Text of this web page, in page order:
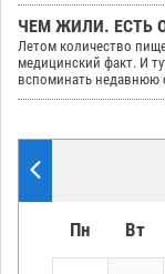
ЧЕМ ЖИЛИ. ЕСТЬ
Летом количество
медицинский факт. И
вспоминать недавнюю
Пн Вт